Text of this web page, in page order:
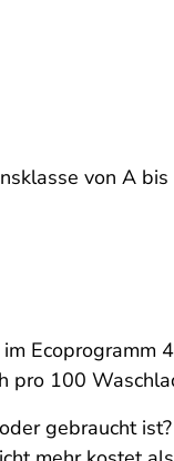
von A
Ecoprogramm
pro 100
gebraucht ist?